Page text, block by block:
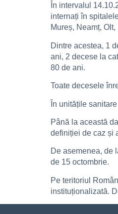
În intervalul
internați în
Mureș, Neamț,
Dintre acestea, 1
ani, 2 decese la
80 de ani.
Toate decesele
În unitățile
Până la această
definiției de caz și
De asemenea, de
de 15 octombrie.
Pe teritoriul
instituționalizată.